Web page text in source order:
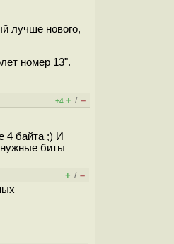
лучше нового,
номер 13".
+4 + / –
4 байта ;) И
нужные биты
+ / –